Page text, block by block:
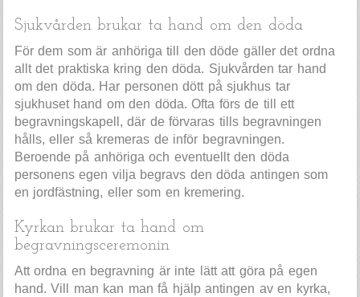
Sjukvården brukar ta hand om den döda
För dem som är anhöriga till den döde gäller det ordna
allt det praktiska kring den döda. Sjukvården tar hand
om den döda. Har personen dött på sjukhus tar
sjukhuset hand om den döda. Ofta förs de till ett
begravningskapell, där de förvaras tills begravningen
hålls, eller så kremeras de inför begravningen.
Beroende på anhöriga och eventuellt den döda
personens egen vilja begravs den döda antingen som
en jordfästning, eller som en kremering.
Kyrkan brukar ta hand om
begravningsceremonin
Att ordna en begravning är inte lätt att göra på egen
hand. Vill man kan man få hjälp antingen av en kyrka,